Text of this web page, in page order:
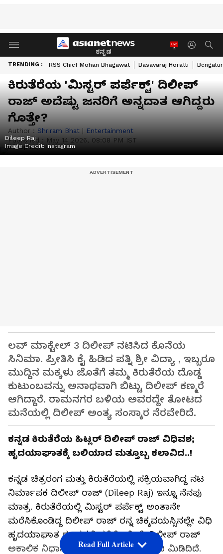
ಕನ್ನಡ
TRENDING : RSS Chief Mohan Bhagawat Basavaraj Horatti
ಕಿರುತೆರೆಯ 'ಮಿಸ್ಟರ್ ಪರ್ಫೆಕ್ಟ್' ದಿಲೀಪ್
ರಾಜ್‌ ಅದೆಷ್ಟು ಜನರಿಗೆ ಅನ್ನದಾತ ಆಗಿದ್ದರು
ಗೊತ್ತೇ?
Author : Shriram Bhat | Entertainment
Published : May 14 2026, 08:08 PM IST
Dileep Raj
Image Credit: Instagram
ಲವ್ ಮಾಕ್ಟೇಲ್ 3 ದಿಲೀಪ್ ನಟಿಸಿದ ಕೊನೆಯ
ಸಿನಿಮಾ. ಪ್ರೀತಿಸಿ ಕೈ ಹಿಡಿದ ಪತ್ನಿ ಶ್ರೀ ವಿದ್ಯಾ , ಇಬ್ಬರೂ
ಮುದ್ದಿನ ಮಕ್ಕಳು ಜೊತೆಗೆ ತಮ್ಮ ಕಿರುತೆರೆಯ ದೊಡ್ಡ
ಕುಟುಂಬವನ್ನು ಅನಾಥವಾಗಿ ಬಿಟ್ಟು ದಿಲೀಪ್ ಕಣ್ಮರೆ
ಆಗಿದ್ದಾರೆ. ರಾಮನಗರ ಬಳಿಯ ಅವರದ್ದೇ ತೋಟದ
ಮನೆಯಲ್ಲಿ ದಿಲೀಪ್ ಅಂತ್ಯ ಸಂಸ್ಕಾರ ನೆರವೇರಿದೆ.
ಕನ್ನಡ ಕಿರುತೆರೆಯ ಹಿಟ್ಲರ್ ದಿಲೀಪ್ ರಾಜ್ ವಿಧಿವಶ;
ಹೃದಯಾಘಾತಕ್ಕೆ ಬಲಿಯಾದ ಮತ್ತೂಬ್ಬ ಕಲಾವಿದ..!
ಕನ್ನಡ ಚಿತ್ರರಂಗ ಮತ್ತು ಕಿರುತೆರೆಯಲ್ಲಿ ಸಕ್ರಿಯವಾಗಿದ್ದ ನಟ
ನಿರ್ಮಾಪಕ ದಿಲೀಪ್ ರಾಜ್ (Dileep Raj) ಇನ್ನೂ ನೆನಪು
ಮಾತ್ರ. ಕಿರುತೆರೆಯಲ್ಲಿ ಮಿಸ್ಟರ್ ಪರ್ಪೆಕ್ಟ್ ಅಂತಾನೇ
ಮರೆಸಿಕೊಂಡಿದ್ದ ದಿಲೀಪ್ ರಾಜ್ ರನ್ನ ಚಿಕ್ಕವಯಸ್ಸಿನಲ್ಲೇ ವಿಧಿ
ಹೃದಯಾಘಾತ ರೂಪದಲ್ಲಿ ಕರೆದೊಯ್ದಿದೆ. ದಿಲೀಪ್ ರಾಜ್
ಅಕಾಲಿಕ ನಿಧಾನಕ್ಕೆ ಚಿತ್ರರಂಗ ಕಿರುತೆರೆ ಕಂಬನಿ ಮಿಡಿದಿದೆ.
Read Full Article